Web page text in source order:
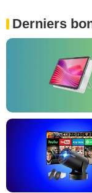
Derniers